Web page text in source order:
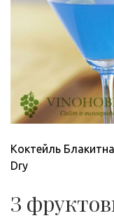
Коктейль
Dry
З